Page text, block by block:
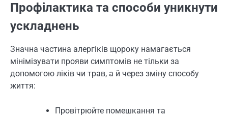
Профілактика та способи уникнути
ускладнень
Значна частина алергіків щороку намагається
мінімізувати прояви симптомів не тільки за
допомогою ліків чи трав, а й через зміну способу
життя:
Провітрюйте помешкання та